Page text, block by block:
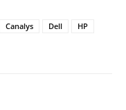
Canalys Dell
HP